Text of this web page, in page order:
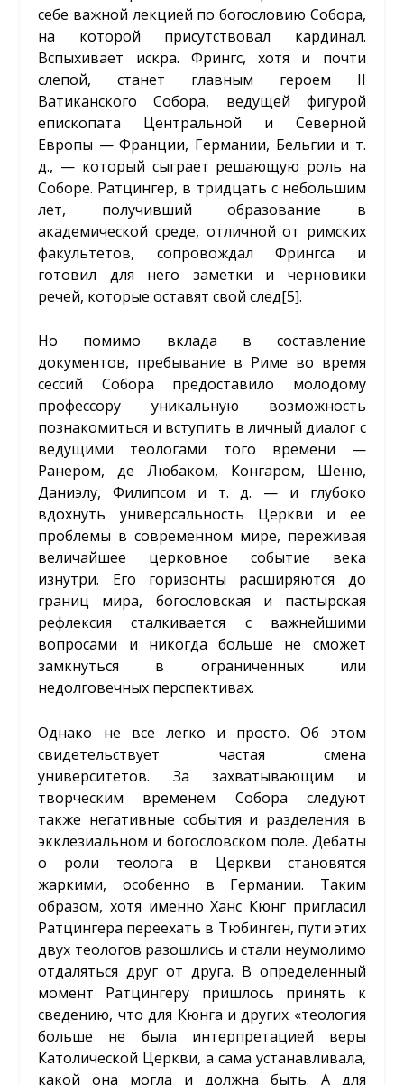
себе важной лекцией по богословию Собора,
на которой присутствовал кардинал.
Вспыхивает искра. Фрингс, хотя и почти
слепой, станет главным героем II
Ватиканского Собора, ведущей фигурой
епископата Центральной и Северной
Европы — Франции, Германии, Бельгии и т.
д., — который сыграет решающую роль на
Соборе. Ратцингер, в тридцать с небольшим
лет, получивший образование в
академической среде, отличной от римских
факультетов, сопровождал Фрингса и
готовил для него заметки и черновики
речей, которые оставят свой след[5].
Но помимо вклада в составление
документов, пребывание в Риме во время
сессий Собора предоставило молодому
профессору уникальную возможность
познакомиться и вступить в личный диалог с
ведущими теологами того времени —
Ранером, де Любаком, Конгаром, Шеню,
Даниэлу, Филипсом и т. д. — и глубоко
вдохнуть универсальность Церкви и ее
проблемы в современном мире, переживая
величайшее церковное событие века
изнутри. Его горизонты расширяются до
границ мира, богословская и пастырская
рефлексия сталкивается с важнейшими
вопросами и никогда больше не сможет
замкнуться в ограниченных или
недолговечных перспективах.
Однако не все легко и просто. Об этом
свидетельствует частая смена
университетов. За захватывающим и
творческим временем Собора следуют
также негативные события и разделения в
экклезиальном и богословском поле. Дебаты
о роли теолога в Церкви становятся
жаркими, особенно в Германии. Таким
образом, хотя именно Ханс Кюнг пригласил
Ратцингера переехать в Тюбинген, пути этих
двух теологов разошлись и стали неумолимо
отдаляться друг от друга. В определенный
момент Ратцингеру пришлось принять к
сведению, что для Кюнга и других «теология
больше не была интерпретацией веры
Католической Церкви, а сама устанавливала,
какой она могла и должна быть. А для